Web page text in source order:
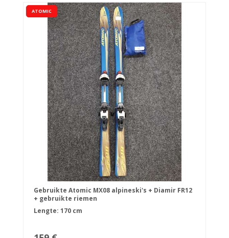
ATOMIC
Gebruikte Atomic MX08 alpineski's + Diamir FR12
+ gebruikte riemen
Lengte: 170 cm